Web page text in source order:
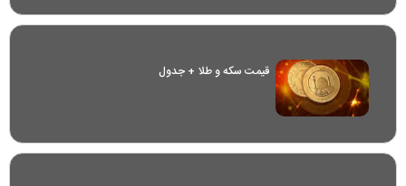
قیمت سکه و طلا + جدول